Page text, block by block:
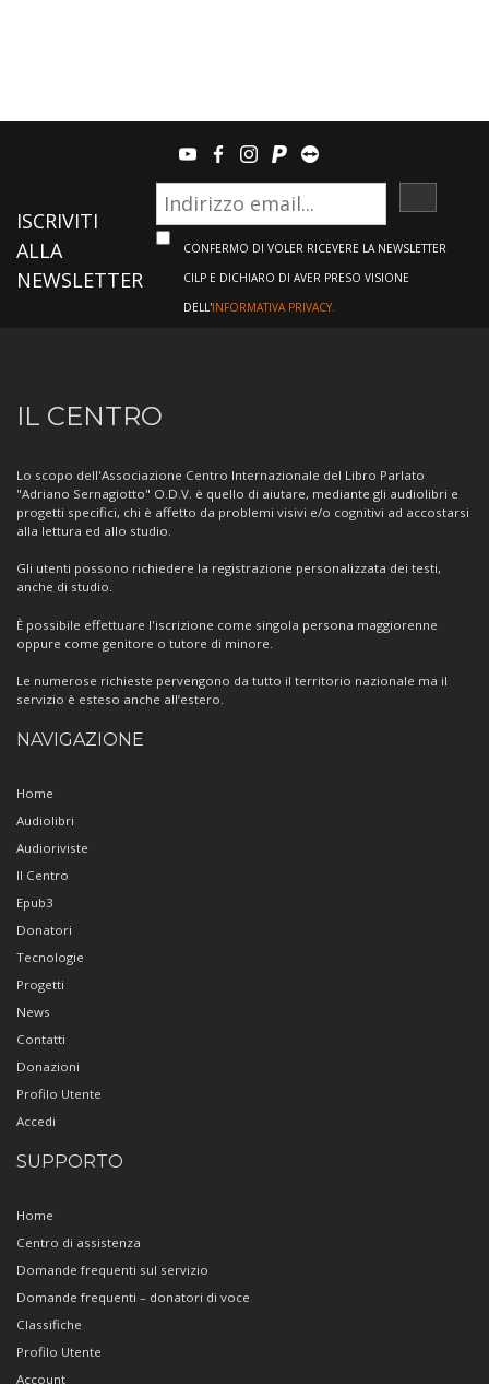
youtubefacebook
instagram
paypalteamviewer
ISCRIVITI
ALLA
NEWSLETTER
CONFERMO DI VOLER RICEVERE LA NEWSLETTER
CILP E DICHIARO DI AVER PRESO VISIONE
DELL'INFORMATIVA PRIVACY.
Informazioni
sul
Centro
IL CENTRO
Lo scopo dell'Associazione Centro Internazionale del Libro Parlato
"Adriano Sernagiotto" O.D.V. è quello di aiutare, mediante gli audiolibri e
progetti specifici, chi è affetto da problemi visivi e/o cognitivi ad accostarsi
alla lettura ed allo studio.
Gli utenti possono richiedere la registrazione personalizzata dei testi,
anche di studio.
È possibile effettuare l'iscrizione come singola persona maggiorenne
oppure come genitore o tutore di minore.
Le numerose richieste pervengono da tutto il territorio nazionale ma il
servizio è esteso anche all’estero.
NAVIGAZIONE
Home
Audiolibri
Audioriviste
Il Centro
Epub3
Donatori
Tecnologie
Progetti
News
Contatti
Donazioni
Profilo Utente
Accedi
SUPPORTO
Home
Centro di assistenza
Domande frequenti sul servizio
Domande frequenti – donatori di voce
Classifiche
Profilo Utente
Account